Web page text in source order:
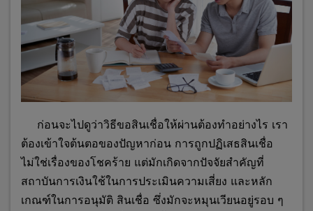
ก่อนจะไปดูว่าวิธีขอสินเชื่อให้ผ่านต้องทำอย่างไร เรา
ต้องเข้าใจต้นตอของปัญหาก่อน การถูกปฏิเสธสินเชื่อ
ไม่ใช่เรื่องของโชคร้าย แต่มักเกิดจากปัจจัยสำคัญที่
สถาบันการเงินใช้ในการประเมินความเสี่ยง และหลัก
เกณฑ์ในการอนุมัติ สินเชื่อ ซึ่งมักจะหมุนเวียนอยู่รอบ ๆ